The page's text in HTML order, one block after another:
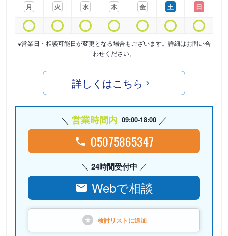
月
火
水
木
金
土
日
※営業日・相談可能日が変更となる場合もございます。詳細はお問い合
わせください。
詳しくはこちら
営業時間内 09:00-18:00
05075865347
24時間受付中
Webで相談
検討リストに追加